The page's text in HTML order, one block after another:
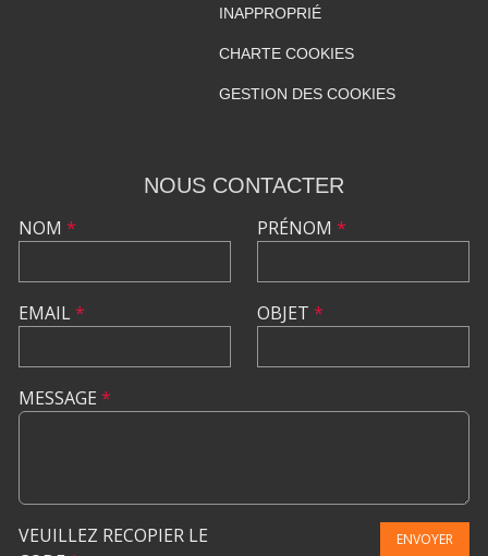
INAPPROPRIÉ
CHARTE COOKIES
GESTION DES COOKIES
NOUS CONTACTER
NOM *
EMAIL*
PRÉNOM *
OBJET *
MESSAGE *
VEUILLEZ RECOPIER LE
ENVOYER